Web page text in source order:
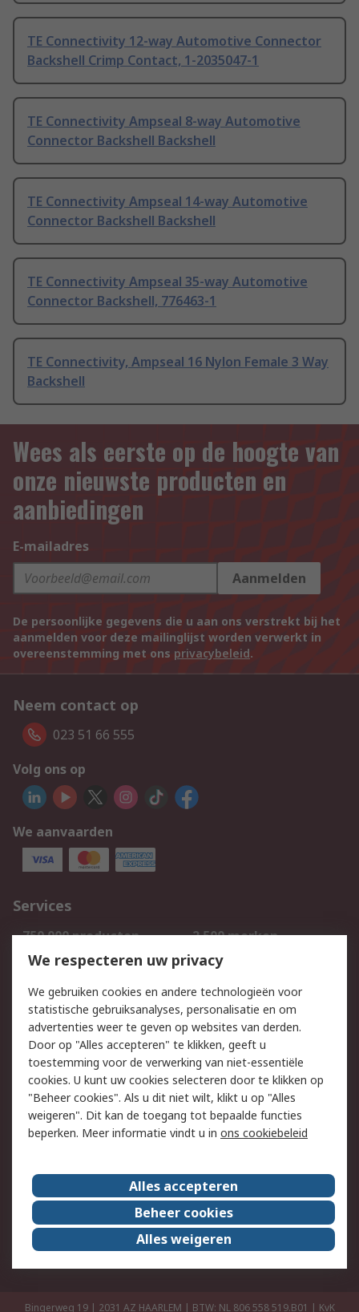
TE Connectivity 12-way Automotive Connector
Backshell Crimp Contact, 1-2035047-1
TE Connectivity Ampseal 8-way Automotive
Connector Backshell Backshell
TE Connectivity Ampseal 14-way Automotive
Connector Backshell Backshell
TE Connectivity Ampseal 35-way Automotive
Connector Backshell, 776463-1
TE Connectivity, Ampseal 16 Nylon Female 3 Way
Backshell
Wees als eerste op de hoogte van
onze nieuwste producten en
aanbiedingen
E-mailadres
Aanmelden
De persoonlijke gegevens die u aan ons verstrekt bij het
aanmelden voor deze mailinglijst worden verwerkt in
overeenstemming met ons privacybeleid.
Neem contact op
023 51 66 555
Volg ons op
We aanvaarden
Services
750.000 producten
2.500 merken
Bestellen
Inkoopoplossingen
Track & Trace
Wettelijk
Cookiebeleid
Email veiligheid
Privacybeleid
Websitevoorwaarden
Algemene
verkoopvoorwaarden
Over RS
RS Group
Over ons
RS wereldwijd
Werken bij RS
ESG
Bingerweg 19 | 2031 AZ HAARLEM | BTW: NL 806 558 519.B01 | KvK
We respecteren uw privacy
We gebruiken cookies en andere technologieën voor
statistische gebruiksanalyses, personalisatie en om
advertenties weer te geven op websites van derden.
Door op "Alles accepteren" te klikken, geeft u
toestemming voor de verwerking van niet-essentiële
cookies. U kunt uw cookies selecteren door te klikken op
"Beheer cookies". Als u dit niet wilt, klikt u op "Alles
weigeren". Dit kan de toegang tot bepaalde functies
beperken. Meer informatie vindt u in ons cookiebeleid
Alles accepteren
Beheer cookies
Alles weigeren